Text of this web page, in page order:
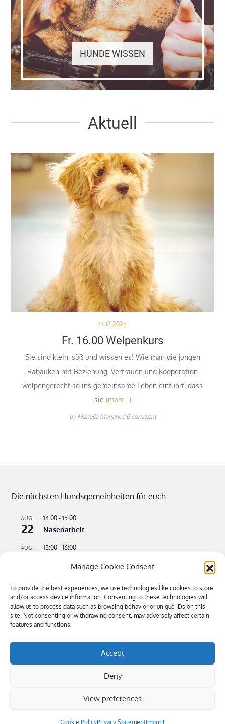
Manage Cookie Consent
To provide the best experiences, we use technologies like cookies to store
and/or access device information. Consenting to these technologies will
allow us to process data such as browsing behavior or unique IDs on this
site. Not consenting or withdrawing consent, may adversely affect certain
features and functions.
Accept
Deny
View preferences
Cookie PolicyPrivacy StatementImprint
HUNDE WISSEN
Aktuell
Posted
on
17.12.2025
Fr. 16.00 Welpenkurs
Sie sind klein, süß und wissen es! Wie man die jungen
Rabauken mit Beziehung, Vertrauen und Kooperation
welpengerecht so ins gemeinsame Leben einführt, dass
sie (more...)
by Mariella Mariano 0 comment
Die nächsten Hundsgemeinheiten für euch:
AUG.
22
14:00 -15:00
Nasenarbeit
AUG. 15:00 -16:00
23 Flusswandern – kühle Pfoten an heißen Tagen
SEP.
4
16:00- 18:30
Bitte kommen – Kommen auf Ruf Teil 3
Öffnungszeiten: Mi-Sa 9.00-19.00, So 10.00-16.00 | Tel 0043 680
4445884 | Copyright © 2019 hundsgemein.at